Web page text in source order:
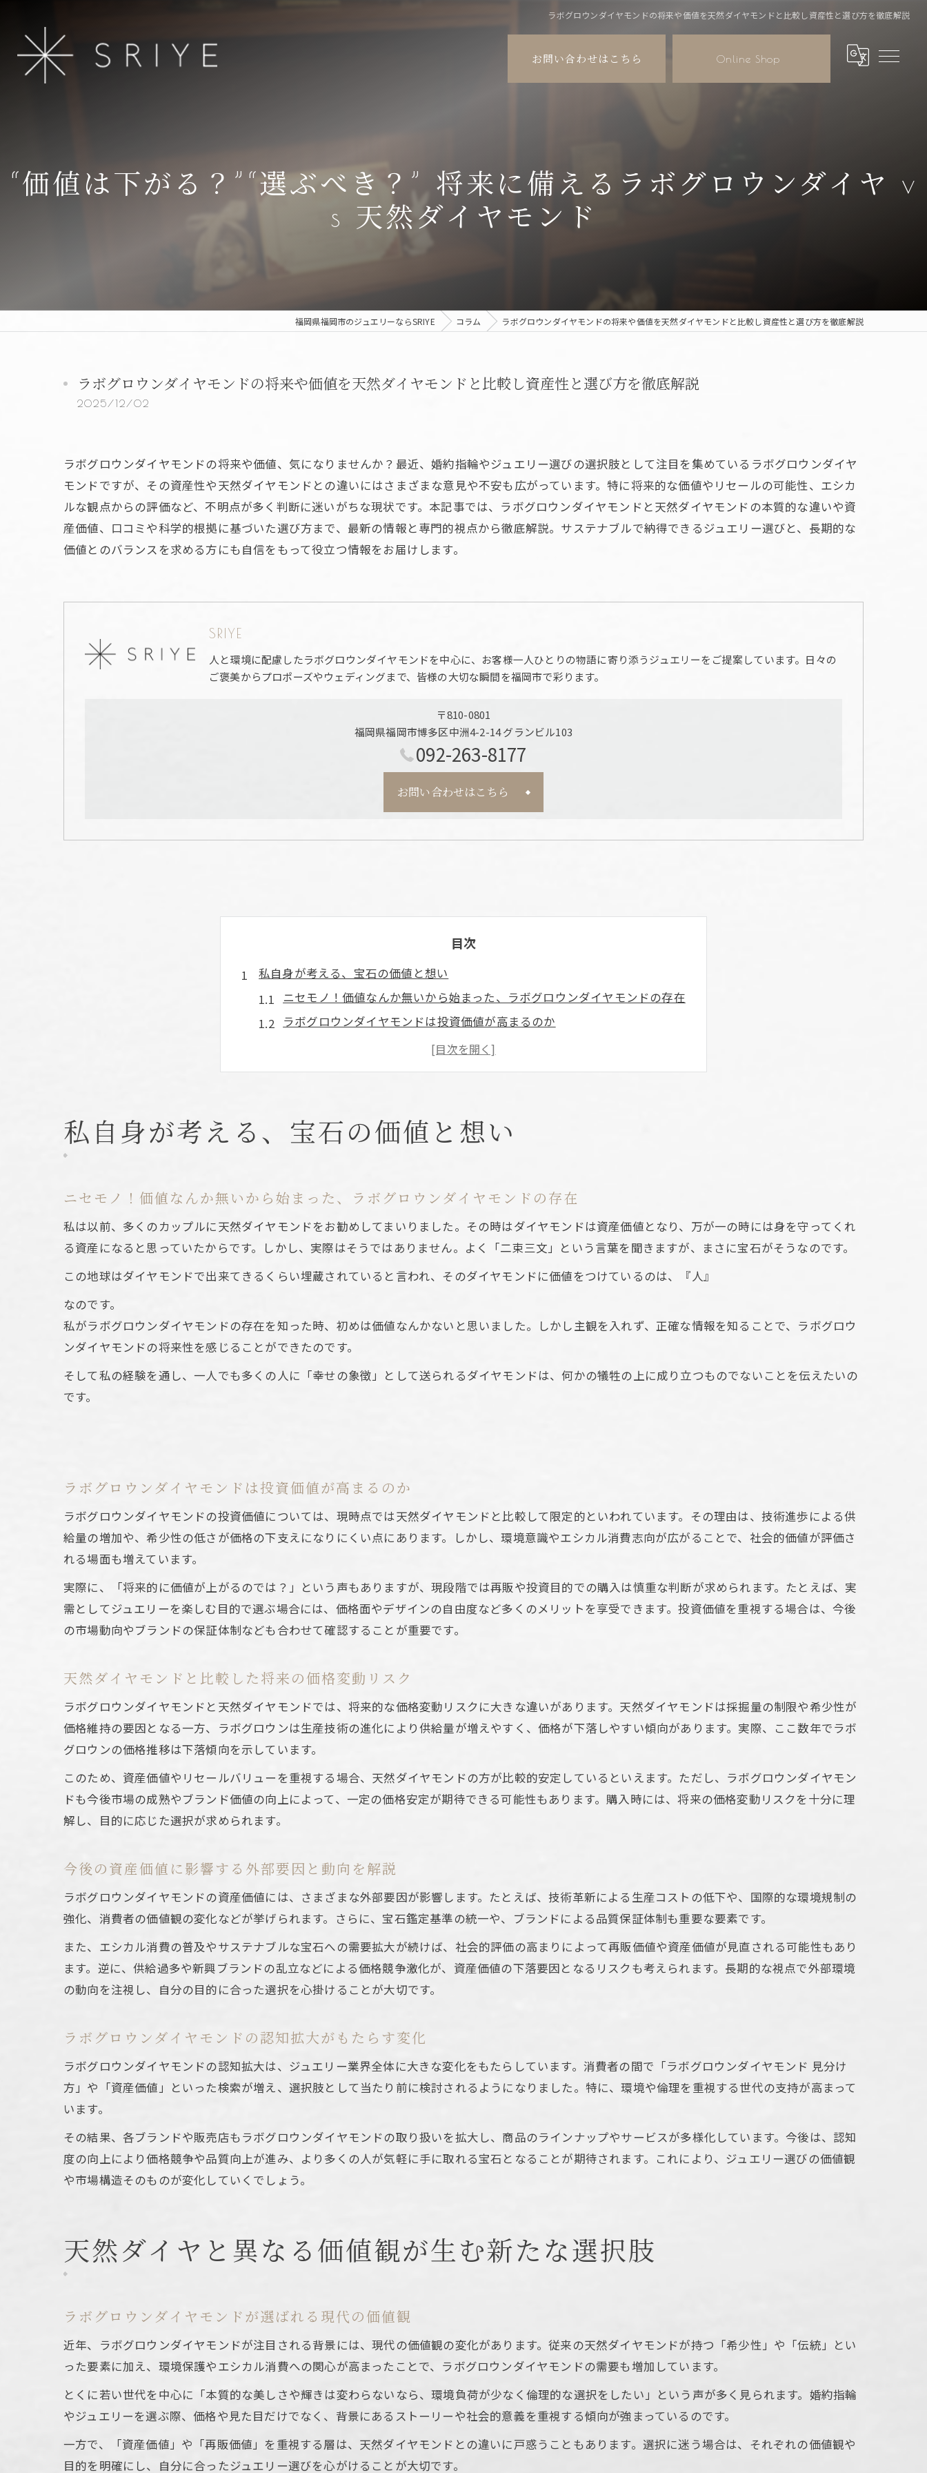
ラボグロウンダイヤモンドの将来や価値を天然ダイヤモンドと比較し資産性と選び方を徹底解説
お問い合わせはこちら Online Shop
“価値は下がる？”“選ぶべき？” 将来に備えるラボグロウンダイヤ v
s 天然ダイヤモンド
福岡県福岡市のジュエリーならSRIYE コラム ラボグロウンダイヤモンドの将来や価値を天然ダイヤモンドと比較し資産性と選び方を徹底解説
ラボグロウンダイヤモンドの将来や価値を天然ダイヤモンドと比較し資産性と選び方を徹底解説
2025/12/02
ラボグロウンダイヤモンドの将来や価値、気になりませんか？最近、婚約指輪やジュエリー選びの選択肢として注目を集めているラボグロウンダイヤ
モンドですが、その資産性や天然ダイヤモンドとの違いにはさまざまな意見や不安も広がっています。特に将来的な価値やリセールの可能性、エシカ
ルな観点からの評価など、不明点が多く判断に迷いがちな現状です。本記事では、ラボグロウンダイヤモンドと天然ダイヤモンドの本質的な違いや資
産価値、口コミや科学的根拠に基づいた選び方まで、最新の情報と専門的視点から徹底解説。サステナブルで納得できるジュエリー選びと、長期的な
価値とのバランスを求める方にも自信をもって役立つ情報をお届けします。
SRIYE
人と環境に配慮したラボグロウンダイヤモンドを中心に、お客様一人ひとりの物語に寄り添うジュエリーをご提案しています。日々の
ご褒美からプロポーズやウェディングまで、皆様の大切な瞬間を福岡市で彩ります。
〒810-0801
福岡県福岡市博多区中洲4-2-14 グランビル103
092-263-8177
お問い合わせはこちら
目次
私自身が考える、宝石の価値と想い
ニセモノ！価値なんか無いから始まった、ラボグロウンダイヤモンドの存在
ラボグロウンダイヤモンドは投資価値が高まるのか
天然ダイヤモンドと比較した将来の価格変動リスク
今後の資産価値に影響する外部要因と動向を解説
天然ダイヤと異なる価値観が生む新たな選択肢
ラボグロウンダイヤモンドが選ばれる現代の価値観
天然ダイヤモンドと違う購入動機と価値基準
ラボグロウンダイヤモンドは本当にありえないのか
ラボグロウンダイヤモンドの資産価値はどう判断する
ラボグロウンダイヤモンドで資産形成は可能か
デメリットも加味した資産価値の見極め方
価格推移に注目した賢いダイヤ選びのヒント
ラボグロウンダイヤモンド選びで後悔しないコツ
コストパフォーマンス重視の婚約指輪選び
サイズや品質で選ぶラボグロウンの魅力
ラボグロウンダイヤモンドで叶える理想の指輪
価格推移から見るダイヤモンドの現在地
ラボグロウンダイヤモンドの価格推移と最新動向
天然ダイヤモンドとの価格差が示す市場の変化
1カラットの値段から見る価値の違い
価格推移を踏まえたダイヤモンド選びのポイント
私自身が考える、宝石の価値と想い
ニセモノ！価値なんか無いから始まった、ラボグロウンダイヤモンドの存在
私は以前、多くのカップルに天然ダイヤモンドをお勧めしてまいりました。その時はダイヤモンドは資産価値となり、万が一の時には身を守ってくれ
る資産になると思っていたからです。しかし、実際はそうではありません。よく「二束三文」という言葉を聞きますが、まさに宝石がそうなのです。
この地球はダイヤモンドで出来てきるくらい埋蔵されていると言われ、そのダイヤモンドに価値をつけているのは、『人』
なのです。
私がラボグロウンダイヤモンドの存在を知った時、初めは価値なんかないと思いました。しかし主観を入れず、正確な情報を知ることで、ラボグロウ
ンダイヤモンドの将来性を感じることができたのです。
そして私の経験を通し、一人でも多くの人に「幸せの象徴」として送られるダイヤモンドは、何かの犠牲の上に成り立つものでないことを伝えたいの
です。
ラボグロウンダイヤモンドは投資価値が高まるのか
ラボグロウンダイヤモンドの投資価値については、現時点では天然ダイヤモンドと比較して限定的といわれています。その理由は、技術進歩による供
給量の増加や、希少性の低さが価格の下支えになりにくい点にあります。しかし、環境意識やエシカル消費志向が広がることで、社会的価値が評価さ
れる場面も増えています。
実際に、「将来的に価値が上がるのでは？」という声もありますが、現段階では再販や投資目的での購入は慎重な判断が求められます。たとえば、実
需としてジュエリーを楽しむ目的で選ぶ場合には、価格面やデザインの自由度など多くのメリットを享受できます。投資価値を重視する場合は、今後
の市場動向やブランドの保証体制なども合わせて確認することが重要です。
天然ダイヤモンドと比較した将来の価格変動リスク
ラボグロウンダイヤモンドと天然ダイヤモンドでは、将来的な価格変動リスクに大きな違いがあります。天然ダイヤモンドは採掘量の制限や希少性が
価格維持の要因となる一方、ラボグロウンは生産技術の進化により供給量が増えやすく、価格が下落しやすい傾向があります。実際、ここ数年でラボ
グロウンの価格推移は下落傾向を示しています。
このため、資産価値やリセールバリューを重視する場合、天然ダイヤモンドの方が比較的安定しているといえます。ただし、ラボグロウンダイヤモン
ドも今後市場の成熟やブランド価値の向上によって、一定の価格安定が期待できる可能性もあります。購入時には、将来の価格変動リスクを十分に理
解し、目的に応じた選択が求められます。
今後の資産価値に影響する外部要因と動向を解説
ラボグロウンダイヤモンドの資産価値には、さまざまな外部要因が影響します。たとえば、技術革新による生産コストの低下や、国際的な環境規制の
強化、消費者の価値観の変化などが挙げられます。さらに、宝石鑑定基準の統一や、ブランドによる品質保証体制も重要な要素です。
また、エシカル消費の普及やサステナブルな宝石への需要拡大が続けば、社会的評価の高まりによって再販価値や資産価値が見直される可能性もあり
ます。逆に、供給過多や新興ブランドの乱立などによる価格競争激化が、資産価値の下落要因となるリスクも考えられます。長期的な視点で外部環境
の動向を注視し、自分の目的に合った選択を心掛けることが大切です。
ラボグロウンダイヤモンドの認知拡大がもたらす変化
ラボグロウンダイヤモンドの認知拡大は、ジュエリー業界全体に大きな変化をもたらしています。消費者の間で「ラボグロウンダイヤモンド 見分け
方」や「資産価値」といった検索が増え、選択肢として当たり前に検討されるようになりました。特に、環境や倫理を重視する世代の支持が高まって
います。
その結果、各ブランドや販売店もラボグロウンダイヤモンドの取り扱いを拡大し、商品のラインナップやサービスが多様化しています。今後は、認知
度の向上により価格競争や品質向上が進み、より多くの人が気軽に手に取れる宝石となることが期待されます。これにより、ジュエリー選びの価値観
や市場構造そのものが変化していくでしょう。
天然ダイヤと異なる価値観が生む新たな選択肢
ラボグロウンダイヤモンドが選ばれる現代の価値観
近年、ラボグロウンダイヤモンドが注目される背景には、現代の価値観の変化があります。従来の天然ダイヤモンドが持つ「希少性」や「伝統」とい
った要素に加え、環境保護やエシカル消費への関心が高まったことで、ラボグロウンダイヤモンドの需要も増加しています。
とくに若い世代を中心に「本質的な美しさや輝きは変わらないなら、環境負荷が少なく倫理的な選択をしたい」という声が多く見られます。婚約指輪
やジュエリーを選ぶ際、価格や見た目だけでなく、背景にあるストーリーや社会的意義を重視する傾向が強まっているのです。
一方で、「資産価値」や「再販価値」を重視する層は、天然ダイヤモンドとの違いに戸惑うこともあります。選択に迷う場合は、それぞれの価値観や
目的を明確にし、自分に合ったジュエリー選びを心がけることが大切です。